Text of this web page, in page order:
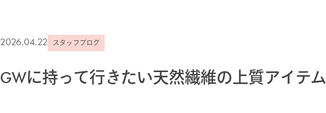
2026.04.22 スタッフブログ
GWに持って行きたい天然繊維の上質アイテム